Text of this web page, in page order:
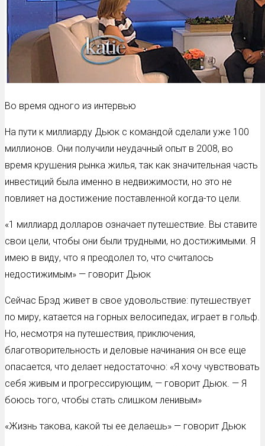
Во время одного из интервью
На пути к миллиарду Дьюк с командой сделали уже 100
миллионов. Они получили неудачный опыт в 2008, во
время крушения рынка жилья, так как значительная часть
инвестиций была именно в недвижимости, но это не
повлияет на достижение поставленной когда-то цели.
«1 миллиард долларов означает путешествие. Вы ставите
свои цели, чтобы они были трудными, но достижимыми. Я
имею в виду, что я преодолел то, что считалось
недостижимым» — говорит Дьюк
Сейчас Брэд живет в свое удовольствие: путешествует
по миру, катается на горных велосипедах, играет в гольф.
Но, несмотря на путешествия, приключения,
благотворительность и деловые начинания он все еще
опасается, что делает недостаточно: «Я хочу чувствовать
себя живым и прогрессирующим, — говорит Дьюк. — Я
боюсь того, чтобы стать слишком ленивым»
«Жизнь такова, какой ты ее делаешь» — говорит Дьюк